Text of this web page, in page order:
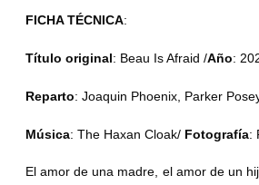
FICHA TÉCNICA:
Título original: Beau Is Afraid /Año:
Reparto: Joaquin Phoenix, Parker
Música: The Haxan Cloak/ Fotografía:
El amor de una madre, el amor de un